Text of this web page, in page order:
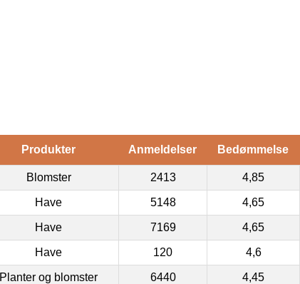
Produkter Anmeldelser Bedømmelse
Blomster 2413 4,85
Have 5148 4,65
Have 7169 4,65
Have 120 4,6
Planter og blomster 6440 4,45